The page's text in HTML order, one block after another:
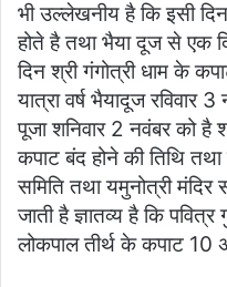
भी उल्लेखनीय है कि इसी
होते है तथा भैया दूज से एक
दिन श्री गंगोत्री धाम के
यात्रा वर्ष भैयादूज रविवार
पूजा शनिवार 2 नवंबर को है
कपाट बंद होने की तिथि तथा
समिति तथा यमुनोत्री
जाती है ज्ञातव्य है कि पवित्र
लोकपाल तीर्थ के कपाट 10